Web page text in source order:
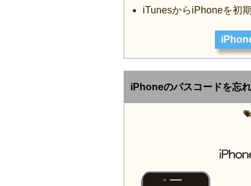
iTunesからiPhoneを初
iPhoneのパスコードを忘